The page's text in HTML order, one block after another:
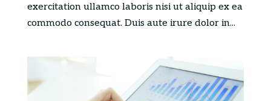
exercitation ullamco laboris nisi ut aliquip ex ea
commodo consequat. Duis aute irure dolor in...